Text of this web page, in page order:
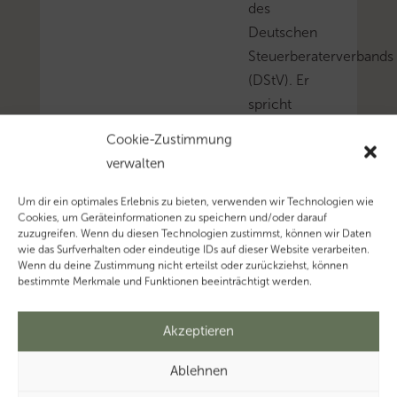
Cookie-Zustimmung
verwalten
Um dir ein optimales Erlebnis zu bieten, verwenden wir Technologien wie
Cookies, um Geräteinformationen zu speichern und/oder darauf
zuzugreifen. Wenn du diesen Technologien zustimmst, können wir Daten
wie das Surfverhalten oder eindeutige IDs auf dieser Website verarbeiten.
Wenn du deine Zustimmung nicht erteilst oder zurückziehst, können
bestimmte Merkmale und Funktionen beeinträchtigt werden.
Akzeptieren
Ablehnen
des
Deutschen
Steuerberaterverbands
(DStV). Er
spricht
in
den
Verband,
die